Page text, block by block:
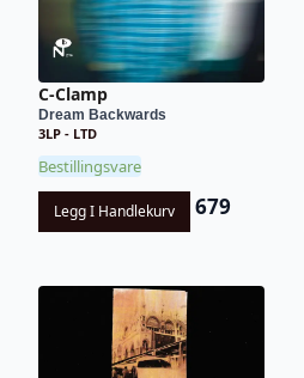
C-Clamp
Dream Backwards
3LP - LTD
Bestillingsvare
Legg I Handlekurv 679